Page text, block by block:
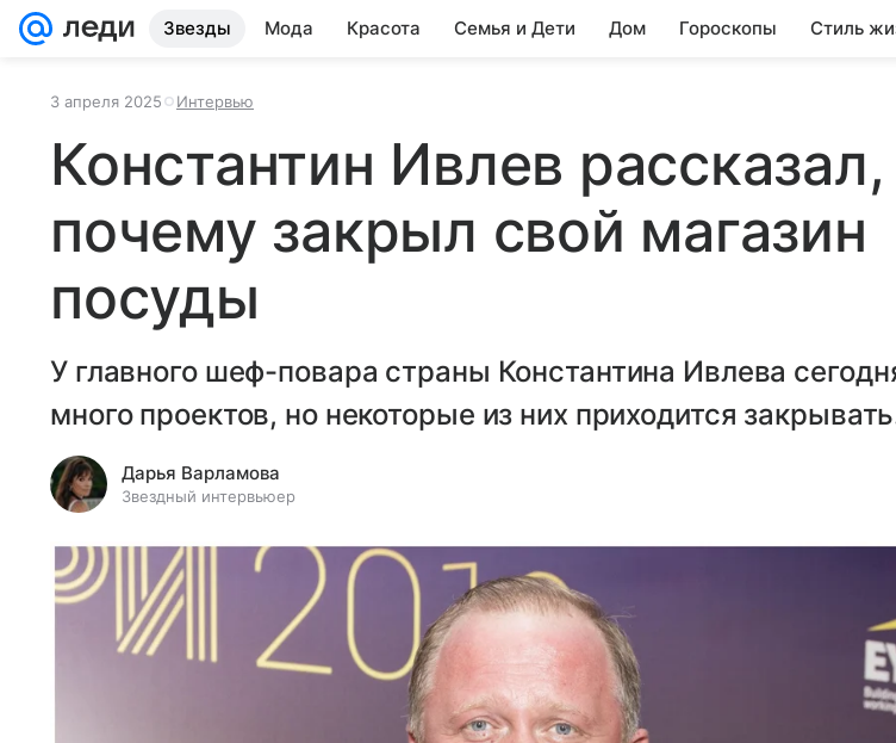
Звезды Мода Красота Семья и Дети Дом Гороскопы Стиль
3 апреля 2025 Интервью
Константин Ивлев рассказал,
почему закрыл свой магазин
посуды
У главного шеф-повара страны Константина Ивлева
много проектов, но некоторые из них приходится
Дарья Варламова
Звездный интервьюер